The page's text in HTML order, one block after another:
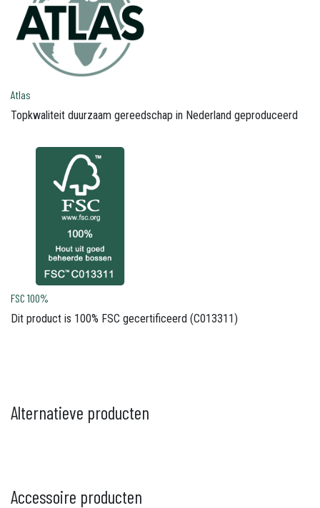
Atlas
Topkwaliteit duurzaam gereedschap in Nederland geproduceerd
FSC 100%
Dit product is 100% FSC gecertificeerd (C013311)
Alternatieve producten
Accessoire producten